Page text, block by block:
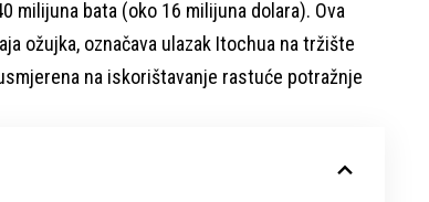
milijuna bata (oko 16 milijuna dolara). Ova
ožujka, označava ulazak Itochua na tržište
na iskorištavanje rastuće potražnje